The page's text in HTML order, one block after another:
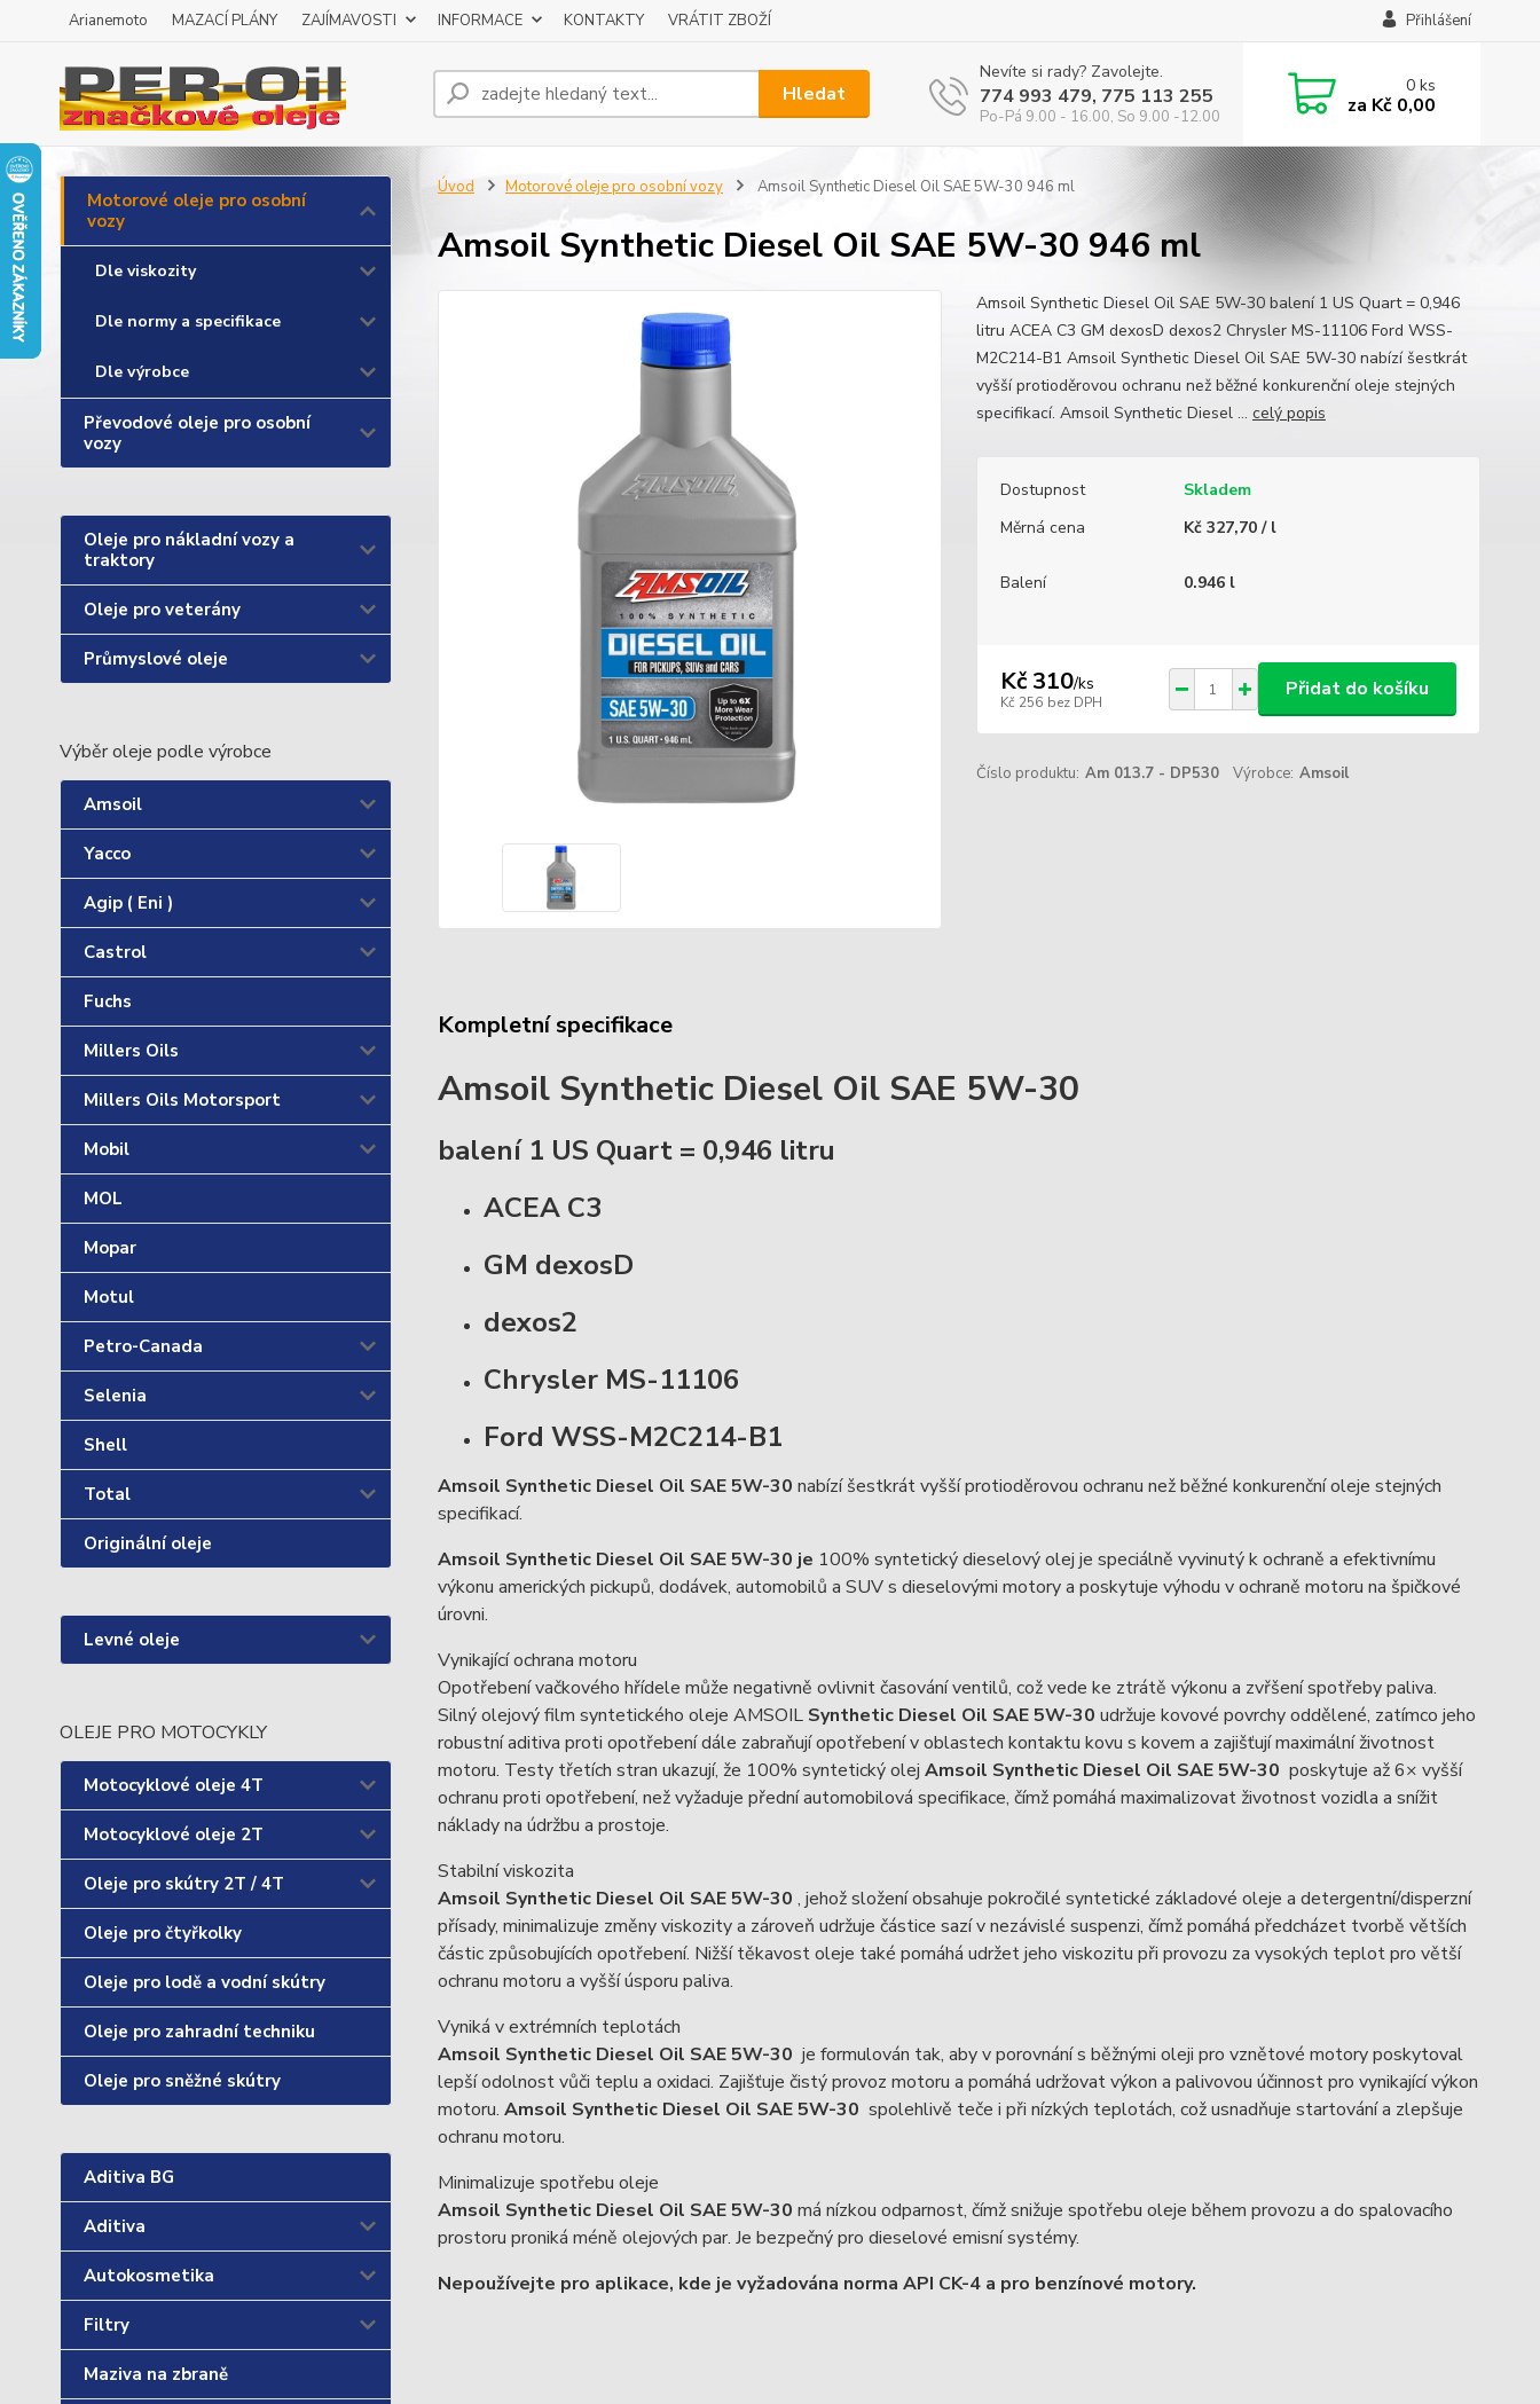
Arianemoto MAZACÍ PLÁNY ZAJÍMAVOSTI INFORMACE KONTAKTY VRÁTIT ZBOŽÍ Přihlášení
Hledat
Nevíte si rady? Zavolejte.
774 993 479, 775 113 255
Po-Pá 9.00 - 16.00, So 9.00 -12.00
0ks
za Kč 0,00
Motorové oleje pro osobní
vozy
Dle viskozity
Dle normy a specifikace
Dle výrobce
Převodové oleje pro osobní
vozy
Oleje pro nákladní vozy a
traktory
Oleje pro veterány
Průmyslové oleje
Výběr oleje podle výrobce
Amsoil
Yacco
Agip ( Eni )
Castrol
Fuchs
Millers Oils
Millers Oils Motorsport
Mobil
MOL
Mopar
Motul
Petro-Canada
Selenia
Shell
Total
Originální oleje
Levné oleje
OLEJE PRO MOTOCYKLY
Motocyklové oleje 4T
Motocyklové oleje 2T
Oleje pro skútry 2T / 4T
Oleje pro čtyřkolky
Oleje pro lodě a vodní skútry
Oleje pro zahradní techniku
Oleje pro sněžné skútry
Aditiva BG
Aditiva
Autokosmetika
Filtry
Maziva na zbraně
Úvod Motorové oleje pro osobní vozy Amsoil Synthetic Diesel Oil SAE 5W-30 946 ml
Amsoil Synthetic Diesel Oil SAE 5W-30 946 ml
Amsoil Synthetic Diesel Oil SAE 5W-30 balení 1 US Quart = 0,946
litru ACEA C3 GM dexosD dexos2 Chrysler MS-11106 Ford WSS-
M2C214-B1 Amsoil Synthetic Diesel Oil SAE 5W-30 nabízí šestkrát
vyšší protioděrovou ochranu než běžné konkurenční oleje stejných
specifikací. Amsoil Synthetic Diesel ... celý popis
Dostupnost
Skladem
Měrná cena
Kč 327,70 / l
Balení 0.946 l
Kč 310/ks
Kč 256 bez DPH
Přidat do košíku
Číslo produktu: Am 013.7 - DP530 Výrobce: Amsoil
Kompletní specifikace
Amsoil Synthetic Diesel Oil SAE 5W-30
balení 1 US Quart = 0,946 litru
ACEA C3
GM dexosD
dexos2
Chrysler MS-11106
Ford WSS-M2C214-B1
Amsoil Synthetic Diesel Oil SAE 5W-30 nabízí šestkrát vyšší protioděrovou ochranu než běžné konkurenční oleje stejných
specifikací.
Amsoil Synthetic Diesel Oil SAE 5W-30 je 100% syntetický dieselový olej je speciálně vyvinutý k ochraně a efektivnímu
výkonu amerických pickupů, dodávek, automobilů a SUV s dieselovými motory a poskytuje výhodu v ochraně motoru na špičkové
úrovni.
Vynikající ochrana motoru
Opotřebení vačkového hřídele může negativně ovlivnit časování ventilů, což vede ke ztrátě výkonu a zvřšení spotřeby paliva.
Silný olejový film syntetického oleje AMSOIL Synthetic Diesel Oil SAE 5W-30 udržuje kovové povrchy oddělené, zatímco jeho
robustní aditiva proti opotřebení dále zabraňují opotřebení v oblastech kontaktu kovu s kovem a zajišťují maximální životnost
motoru. Testy třetích stran ukazují, že 100% syntetický olej Amsoil Synthetic Diesel Oil SAE 5W-30 poskytuje až 6× vyšší
ochranu proti opotřebení, než vyžaduje přední automobilová specifikace, čímž pomáhá maximalizovat životnost vozidla a snížit
náklady na údržbu a prostoje.
Stabilní viskozita
Amsoil Synthetic Diesel Oil SAE 5W-30 , jehož složení obsahuje pokročilé syntetické základové oleje a detergentní/disperzní
přísady, minimalizuje změny viskozity a zároveň udržuje částice sazí v nezávislé suspenzi, čímž pomáhá předcházet tvorbě větších
částic způsobujících opotřebení. Nižší těkavost oleje také pomáhá udržet jeho viskozitu při provozu za vysokých teplot pro větší
ochranu motoru a vyšší úsporu paliva.
Vyniká v extrémních teplotách
Amsoil Synthetic Diesel Oil SAE 5W-30 je formulován tak, aby v porovnání s běžnými oleji pro vznětové motory poskytoval
lepší odolnost vůči teplu a oxidaci. Zajišťuje čistý provoz motoru a pomáhá udržovat výkon a palivovou účinnost pro vynikající výkon
motoru. Amsoil Synthetic Diesel Oil SAE 5W-30 spolehlivě teče i při nízkých teplotách, což usnadňuje startování a zlepšuje
ochranu motoru.
Minimalizuje spotřebu oleje
Amsoil Synthetic Diesel Oil SAE 5W-30 má nízkou odparnost, čímž snižuje spotřebu oleje během provozu a do spalovacího
prostoru proniká méně olejových par. Je bezpečný pro dieselové emisní systémy.
Nepoužívejte pro aplikace, kde je vyžadována norma API CK-4 a pro benzínové motory.